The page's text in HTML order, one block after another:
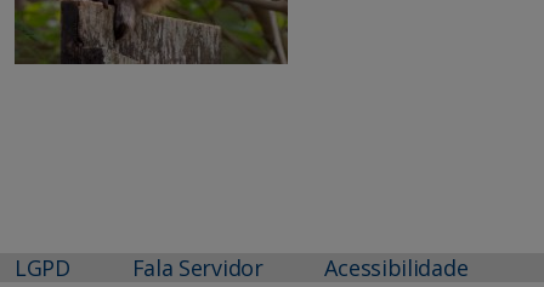
LGPD Fala Servidor Acessibilidade